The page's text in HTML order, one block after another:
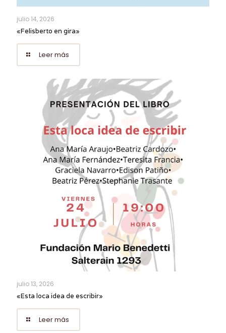
julio 14, 2026
«Felisberto en gira»
Leer más
julio 13, 2026
«Esta loca idea de escribir»
Leer más